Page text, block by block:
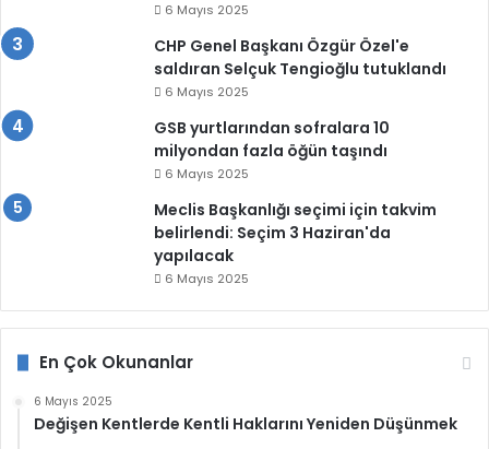
6 Mayıs 2025
CHP Genel Başkanı Özgür Özel'e
saldıran Selçuk Tengioğlu tutuklandı
6 Mayıs 2025
GSB yurtlarından sofralara 10
milyondan fazla öğün taşındı
6 Mayıs 2025
Meclis Başkanlığı seçimi için takvim
belirlendi: Seçim 3 Haziran'da
yapılacak
6 Mayıs 2025
En Çok Okunanlar
6 Mayıs 2025
Değişen Kentlerde Kentli Haklarını Yeniden Düşünmek